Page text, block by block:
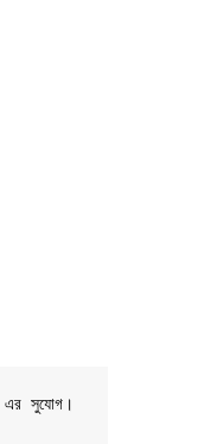
এর সুযোগ।